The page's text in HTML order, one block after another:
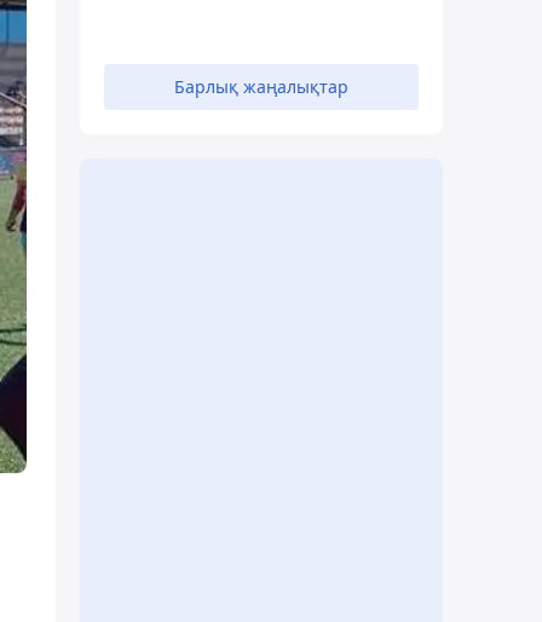
Барлық жаңалықтар